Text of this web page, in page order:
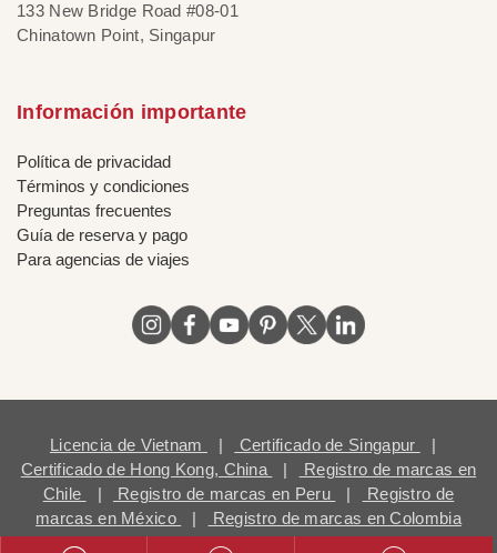
133 New Bridge Road #08-01
Chinatown Point, Singapur
Información importante
Política de privacidad
Términos y condiciones
Preguntas frecuentes
Guía de reserva y pago
Para agencias de viajes
Licencia de Vietnam | Certificado de Singapur
|
Certificado de Hong Kong, China
|
Registro de marcas en
Chile
| Registro de marcas en Peru |
Registro de
marcas en México
| Registro de marcas en Colombia